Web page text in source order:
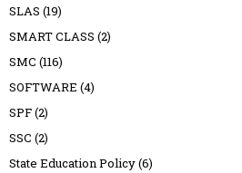
SLAS (19)
SMART CLASS (2)
SMC (116)
SOFTWARE (4)
SPF(2)
SSC (2)
State Education Policy(6)